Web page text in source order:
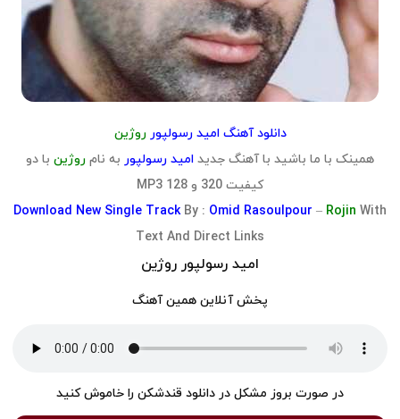
دانلود آهنگ امید رسولپور روژین
همینک با ما باشید با آهنگ جدید امید رسولپور به نام روژین با دو
کیفیت 320 و 128 MP3
Download New Single Track By : Omid Rasoulpour – Rojin With
Text And Direct Links
امید رسولپور روژین
پخش آنلاین همین آهنگ
در صورت بروز مشکل در دانلود قندشکن را خاموش کنید